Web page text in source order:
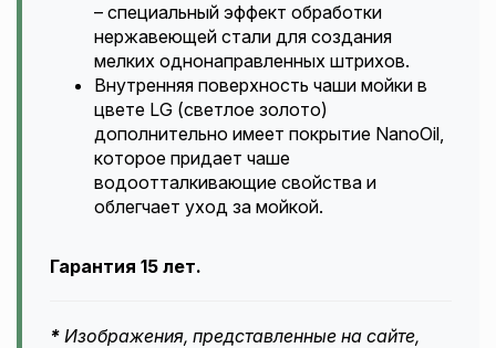
– специальный эффект обработки
нержавеющей стали для создания
мелких однонаправленных штрихов.
Внутренняя поверхность чаши мойки в
цвете LG (светлое золото)
дополнительно имеет покрытие NanoOil,
которое придает чаше
водоотталкивающие свойства и
облегчает уход за мойкой.
Гарантия 15 лет.
* Изображения, представленные на сайте,